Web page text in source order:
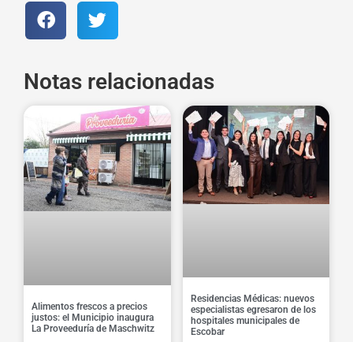
Notas relacionadas
Alimentos frescos a precios
justos: el Municipio inaugura
La Proveeduría de Maschwitz
Residencias Médicas: nuevos
especialistas egresaron de los
hospitales municipales de
Escobar